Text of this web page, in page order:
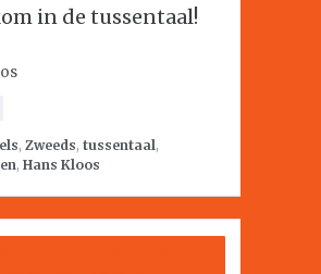
in de tussentaal!
, Zweeds, tussentaal,
, Hans Kloos